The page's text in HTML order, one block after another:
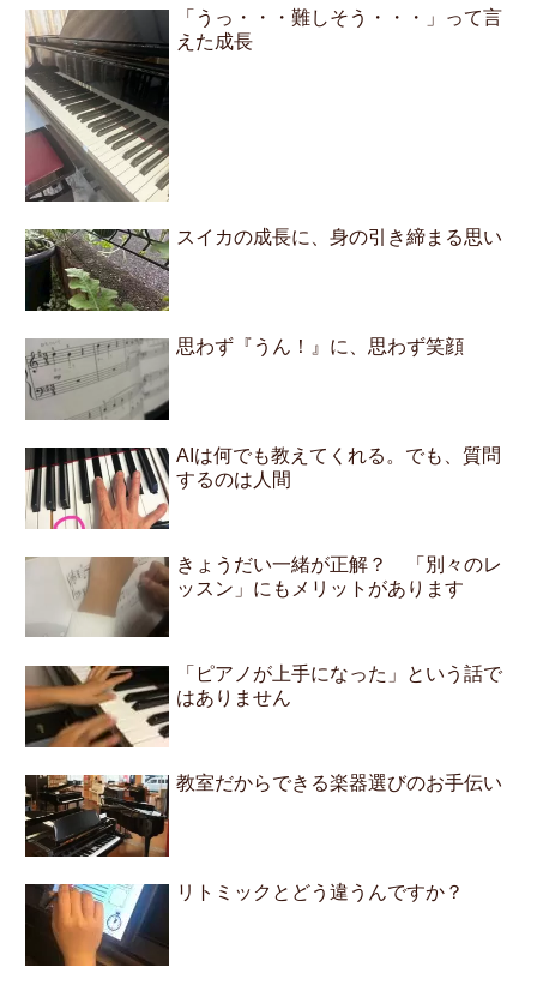
「うっ・・・難しそう・・・」って言
えた成長
スイカの成長に、身の引き締まる思い
思わず『うん！』に、思わず笑顔
AIは何でも教えてくれる。でも、質問
するのは人間
きょうだい一緒が正解？ 「別々のレ
ッスン」にもメリットがあります
「ピアノが上手になった」という話で
はありません
教室だからできる楽器選びのお手伝い
リトミックとどう違うんですか？